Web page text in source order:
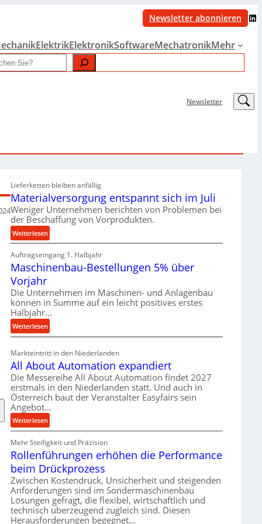
Newsletter abonnieren LinkedIn
ElektrikElektronikSoftwareMechatronikMehr
Newsletter LinkedIn
Lieferketten bleiben anfällig
Materialversorgung entspannt sich im Juli
Weniger Unternehmen berichten von Problemen bei
der Beschaffung von Vorprodukten.
Weiterlesen:
M
a
t
l
v
r
s
o
r
g
u
n
g
e
n
t
p
a
n
n
Auftragseingang 1. Halbjahr
Maschinenbau-Bestellungen 5% über
Vorjahr
Die Unternehmen im Maschinen- und Anlagenbau
können in Summe auf ein leicht positives erstes
Halbjahr…
Weiterlesen:
M
c
h
i
n
e
n
a
u
-
B
e
s
t
Markteintritt in den Niederlanden
All About Automation expandiert
Die Messereihe All About Automation findet 2027
erstmals in den Niederlanden statt. Und auch in
Österreich baut der Veranstalter Easyfairs sein
Angebot…
Weiterlesen:
A
l
l
b
o
u
t
A
Mehr Steifigkeit und Präzision
Rollenführungen erhöhen die Performance
beim Drückprozess
Zwischen Kostendruck, Unsicherheit und steigenden
Anforderungen sind im Sondermaschinenbau
Lösungen gefragt, die flexibel, wirtschaftlich und
technisch überzeugend zugleich sind. Diesen
Herausforderungen begegnet…